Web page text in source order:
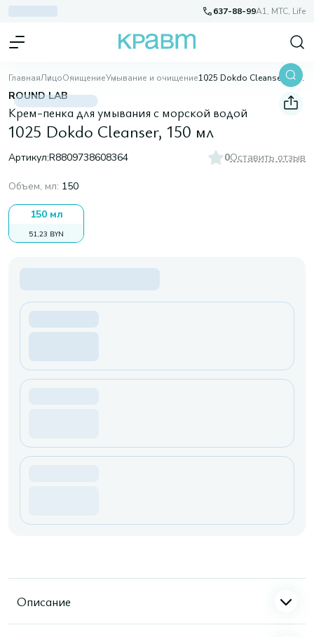
637-88-99A1, МТС, Life
ГлавнаяЛицоОчищениеУмывание и очищение 1025 Dokdo Cleanser, 150 мл
ROUND LAB
Крем-пенка для умывания с морской водой
1025 Dokdo Cleanser, 150 мл
Артикул:R8809738608364 0Оставить отзыв
Объем, мл: 150
150 мл
51,23 BYN
Описание